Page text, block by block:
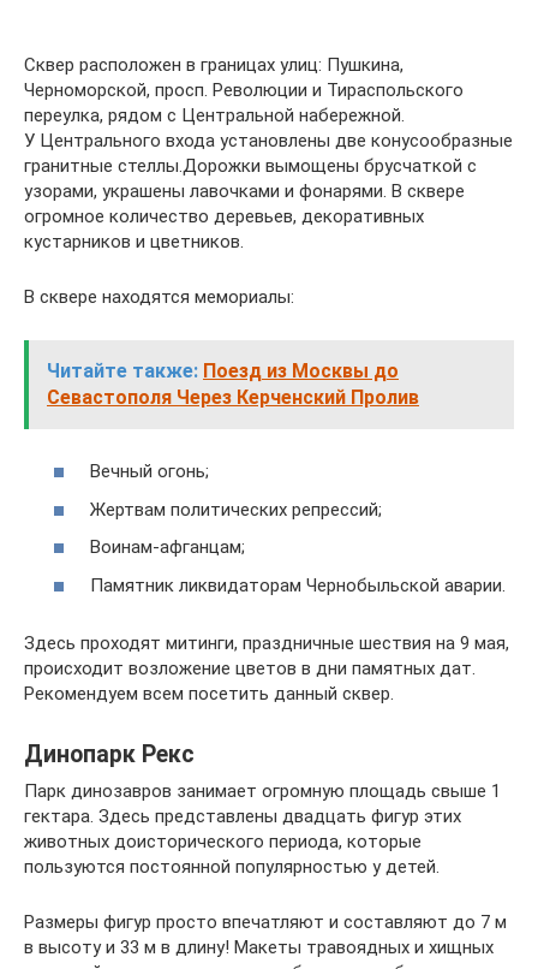
Сквер расположен в границах улиц: Пушкина,
Черноморской, просп. Революции и Тираспольского
переулка, рядом с Центральной набережной.
У Центрального входа установлены две конусообразные
гранитные стеллы.Дорожки вымощены брусчаткой с
узорами, украшены лавочками и фонарями. В сквере
огромное количество деревьев, декоративных
кустарников и цветников.
В сквере находятся мемориалы:
Читайте также: Поезд из Москвы до
Севастополя Через Керченский Пролив
Вечный огонь;
Жертвам политических репрессий;
Воинам-афганцам;
Памятник ликвидаторам Чернобыльской аварии.
Здесь проходят митинги, праздничные шествия на 9 мая,
происходит возложение цветов в дни памятных дат.
Рекомендуем всем посетить данный сквер.
Динопарк Рекс
Парк динозавров занимает огромную площадь свыше 1
гектара. Здесь представлены двадцать фигур этих
животных доисторического периода, которые
пользуются постоянной популярностью у детей.
Размеры фигур просто впечатляют и составляют до 7 м
в высоту и 33 м в длину! Макеты травоядных и хищных